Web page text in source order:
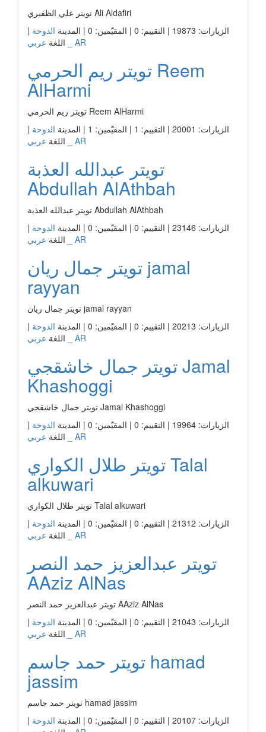
تويتر علي الظفيري Ali Aldafiri
الزيارات: 19873 | التقييم: 0 | المقيّمين: 0 | المدينة
الدوحة |
اللغة عربي _ AR
تويتر ريم الحرمي Reem
AlHarmi
تويتر ريم الحرمي Reem AlHarmi
الزيارات: 20001 | التقييم: 1 | المقيّمين: 1 | المدينة
الدوحة |
اللغة عربي _ AR
تويتر عبدالله العذبة
Abdullah AlAthbah
تويتر عبدالله العذبة Abdullah AlAthbah
الزيارات: 23146 | التقييم: 0 | المقيّمين: 0 | المدينة
الدوحة |
اللغة عربي _ AR
تويتر جمال ريان jamal
rayyan
تويتر جمال ريان jamal rayyan
الزيارات: 20213 | التقييم: 0 | المقيّمين: 0 | المدينة
الدوحة |
اللغة عربي _ AR
تويتر جمال خاشقجي Jamal
Khashoggi
تويتر جمال خاشقجي Jamal Khashoggi
الزيارات: 19964 | التقييم: 0 | المقيّمين: 0 | المدينة
الدوحة |
اللغة عربي _ AR
تويتر طلال الكواري Talal
alkuwari
تويتر طلال الكواري Talal alkuwari
الزيارات: 21312 | التقييم: 0 | المقيّمين: 0 | المدينة
الدوحة |
اللغة عربي _ AR
تويتر عبدالعزيز حمد النصر
AAziz AlNas
تويتر عبدالعزيز حمد النصر AAziz AlNas
الزيارات: 21043 | التقييم: 0 | المقيّمين: 0 | المدينة
الدوحة |
اللغة عربي _ AR
تويتر حمد جاسم hamad
jassim
تويتر حمد جاسم hamad jassim
الزيارات: 20107 | التقييم: 0 | المقيّمين: 0 | المدينة
الدوحة |